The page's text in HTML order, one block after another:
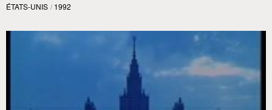
ÉTATS-UNIS / 1992